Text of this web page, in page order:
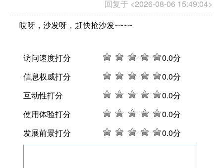
回复于 <2026-08-06 15:49:04>
哎呀，沙发呀，赶快抢沙发~~~~
访问速度打分 0.0分
信息权威打分
0.0分
互动性打分
0.0分
使用体验打分
0.0分
发展前景打分
0.0分